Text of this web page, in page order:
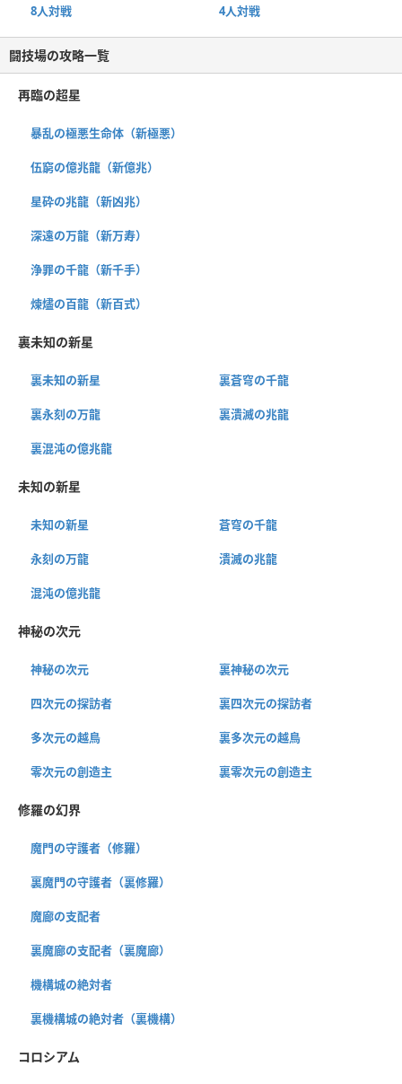
8人対戦 4人対戦
闘技場の攻略一覧
再臨の超星
暴乱の極悪生命体（新極悪）
伍窮の億兆龍（新億兆）
星砕の兆龍（新凶兆）
深遠の万龍（新万寿）
浄罪の千龍（新千手）
煉燼の百龍（新百式）
裏未知の新星
裏未知の新星 裏蒼穹の千龍
裏永刻の万龍 裏潰滅の兆龍
裏混沌の億兆龍
未知の新星
未知の新星 蒼穹の千龍
永刻の万龍 潰滅の兆龍
混沌の億兆龍
神秘の次元
神秘の次元 裏神秘の次元
四次元の探訪者 裏四次元の探訪者
多次元の越鳥 裏多次元の越鳥
零次元の創造主 裏零次元の創造主
修羅の幻界
魔門の守護者（修羅）
裏魔門の守護者（裏修羅）
魔廊の支配者
裏魔廊の支配者（裏魔廊）
機構城の絶対者
裏機構城の絶対者（裏機構）
コロシアム